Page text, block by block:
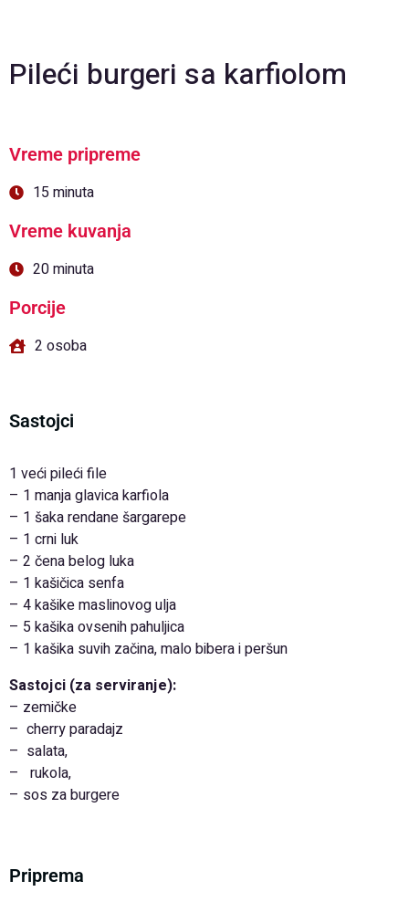
Pileći burgeri sa karfiolom
Vreme pripreme
15 minuta
Vreme kuvanja
20 minuta
Porcije
2 osoba
Sastojci
1 veći pileći file
– 1 manja glavica karfiola
– 1 šaka rendane šargarepe
– 1 crni luk
– 2 čena belog luka
– 1 kašičica senfa
– 4 kašike maslinovog ulja
– 5 kašika ovsenih pahuljica
– 1 kašika suvih začina, malo bibera i peršun
Sastojci (za serviranje):
– zemičke
– cherry paradajz
– salata,
– rukola,
– sos za burgere
Priprema